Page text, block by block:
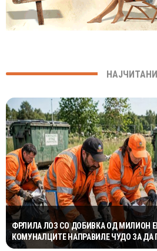
НАЈЧИТАНИ
ФРЛИЛА ЛОЗ СО ДОБИВКА ОД МИЛИОН
КОМУНАЛЦИТЕ НАПРАВИЛЕ ЧУДО ЗА ДА